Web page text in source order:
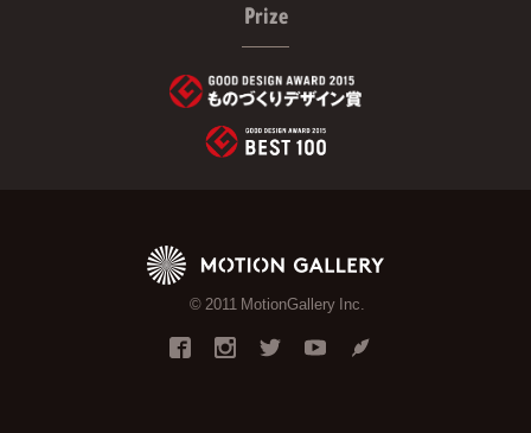
Prize
© 2011 MotionGallery Inc.